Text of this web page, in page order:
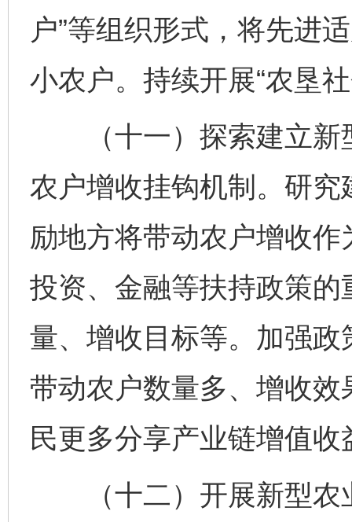
户”等组织形式，将先进
小农户。持续开展“农垦
（十一）探索建立新
农户增收挂钩机制。研
励地方将带动农户增收
投资、金融等扶持政策
量、增收目标等。加强
带动农户数量多、增收
民更多分享产业链增值收
（十二）开展新型农